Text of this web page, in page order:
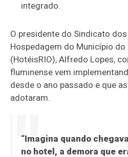
integrado.
O presidente do Sindicato
Hospedagem do Município do
(HotéisRIO), Alfredo Lopes,
fluminense vem
desde o ano passado e que
adotaram.
“Imagina quando
no hotel, a demora que